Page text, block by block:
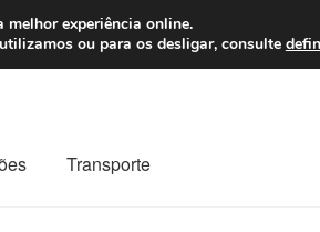
Seg-
Transporte
experiência online.
ou para os desligar, consulte